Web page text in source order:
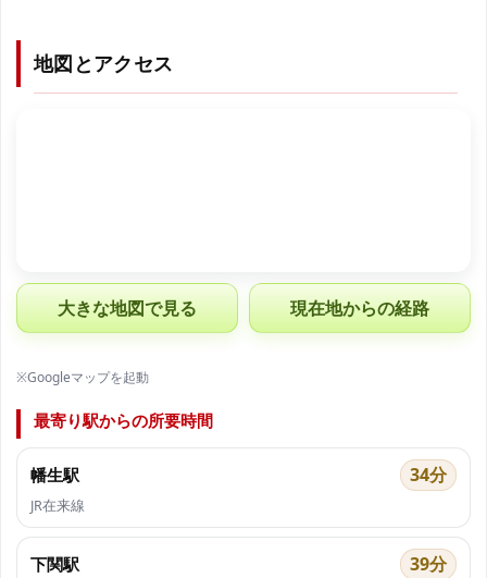
地図とアクセス
大きな地図で見る 現在地からの経路
※Googleマップを起動
最寄り駅からの所要時間
幡生駅 34分
JR在来線
下関駅 39分